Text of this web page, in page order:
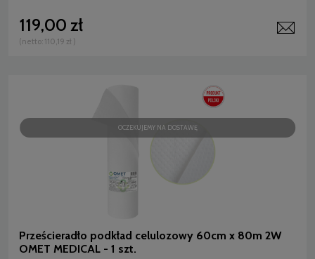
119,00 zł
(netto: 110,19 zł )
Prześcieradło podkład celulozowy 60cm x 80m 2W
OMET MEDICAL - 1 szt.
OCZEKUJEMY NA DOSTAWĘ